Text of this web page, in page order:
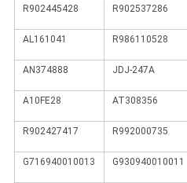
R902445428 R902537286
AL161041 R986110528
AN374888 JDJ-247A
A10FE28 AT308356
R902427417 R992000735
G716940010013 G930940010011